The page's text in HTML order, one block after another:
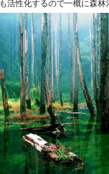
も活性化するので一概に森